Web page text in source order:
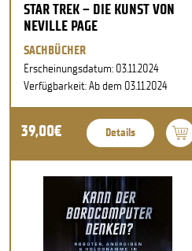
STAR TREK – DIE KUNST VON
NEVILLE PAGE
SACHBÜCHER
Erscheinungsdatum: 03.11.2024
Verfügbarkeit: Ab dem 03.11.2024
39,00€ Details